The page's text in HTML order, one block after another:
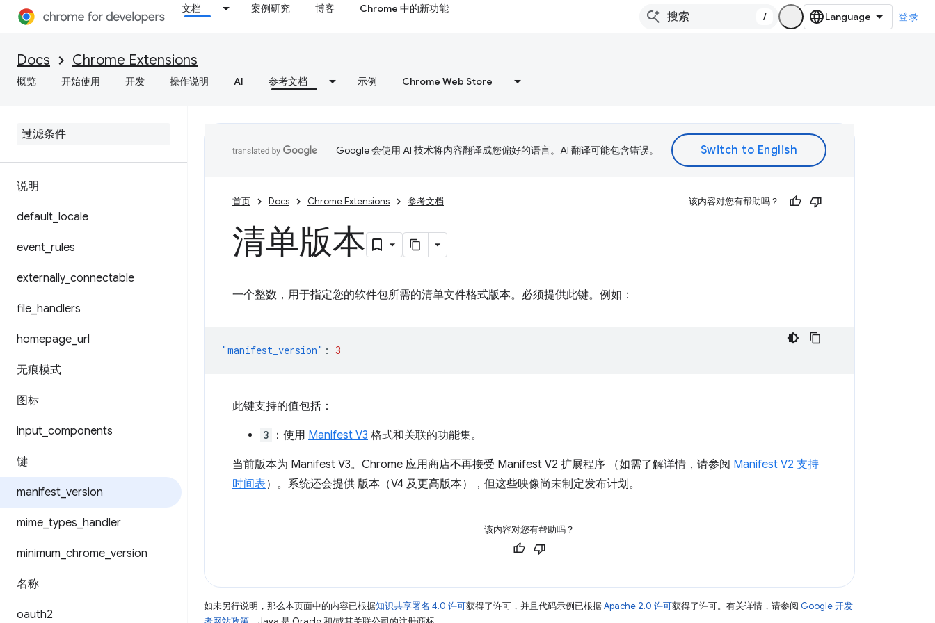
文档 案例研究 博客 Chrome 中的新功能
/ 登录
Docs Chrome Extensions
概览 开始使用 开发 操作说明 AI 参考文档 示例 Chrome Web Store
content_scripts
content _
说明
default locale
event rules
externally_ connectable
file handlers
homepage url
无痕模式
图标
input components
键
manifest version
mime types handler
minimum chrome version
名称
oauth2
Google 会使用 AI 技术将内容翻译成您偏好的语言。AI 翻译可能包含错误。
首页 Docs Chrome Extensions 参考文档 该内容对您有帮助吗？
清单版本
一个整数，用于指定您的软件包所需的清单文件格式版本。必须提供此键。例如：
"manifest_version" : 3
此键支持的值包括：
3 ：使用 Manifest V3 格式和关联的功能集。
当前版本为 Manifest V3。Chrome 应用商店不再接受 Manifest V2 扩展程序 （如需了解详情，请参阅 Manifest V2 支持
时间表）。系统还会提供 版本（V4 及更高版本），但这些映像尚未制定发布计划。
该内容对您有帮助吗？
如未另行说明，那么本页面中的内容已根据知识共享署名 4.0 许可获得了许可，并且代码示例已根据Apache 2.0 许可获得了许可。有关详情，请参阅 Google 开发